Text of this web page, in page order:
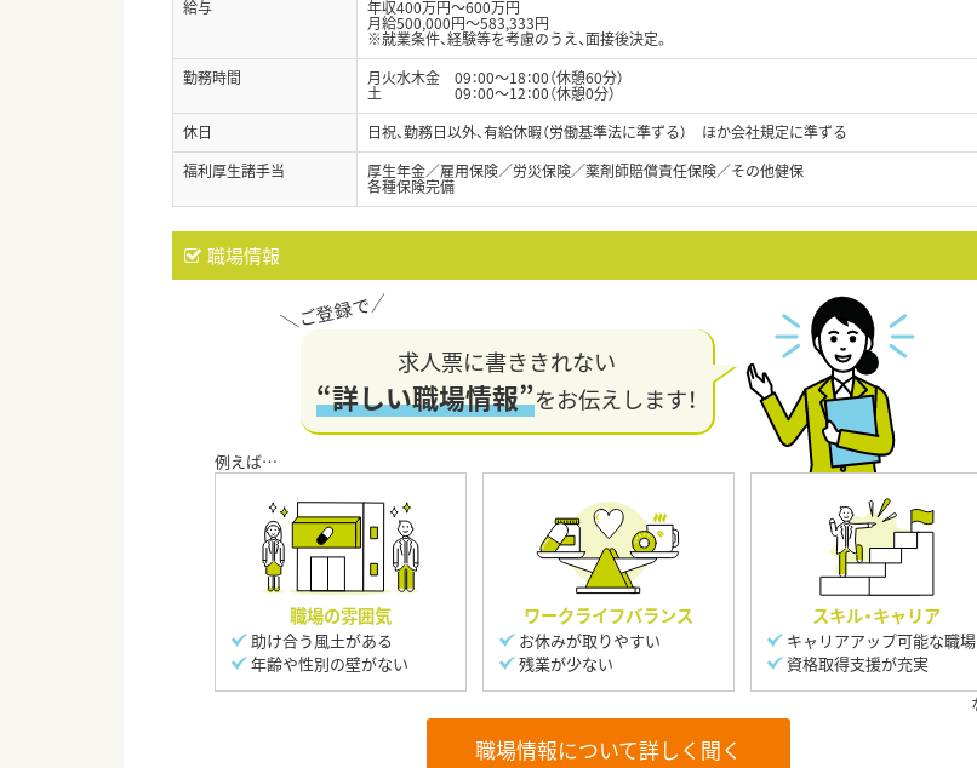
給与
年収400万円～600万円
月給500,000円～583,333円
※就業条件、経験等を考慮のうえ、面接後決定。
勤務時間
月火水木金 09：00～18：00（休憩60分）
土 09：00～12：00（休憩0分）
休日
日祝、勤務日以外、有給休暇（労働基準法に準ずる） ほか会社規定に準ずる
福利厚生諸手当
厚生年金／雇用保険／労災保険／薬剤師賠償責任保険／その他健保
各種保険完備
職場情報
求人票に書ききれない
“詳しい職場情報”をお伝えします！
職場の雰囲気
助け合う風土がある
年齢や性別の壁がない
ワークライフバランス
お休みが取りやすい
残業が少ない
スキル・キャリア
キャリアアップ可能な職場
資格取得支援が充実
職場情報について詳しく聞く